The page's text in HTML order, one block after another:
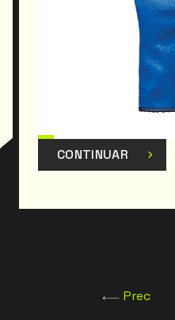
CONTINUAR
Prec